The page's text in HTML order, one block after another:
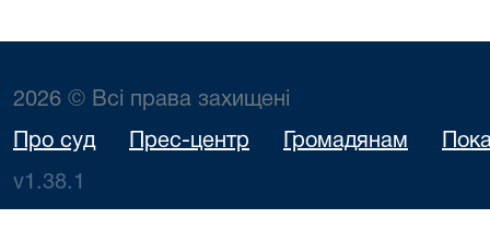
2026 © Всі права захищені
Про суд Прес-центр Громадянам
v1.38.1